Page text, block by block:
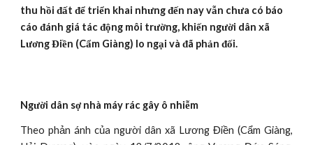
thu hồi đất để triển khai nhưng đến nay vẫn chưa có báo
cáo đánh giá tác động môi trường, khiến người dân xã
Lương Điền (Cẩm Giàng) lo ngại và đã phản đối.
Người dân sợ nhà máy rác gây ô nhiễm
Theo phản ánh của người dân xã Lương Điền (Cẩm Giàng,